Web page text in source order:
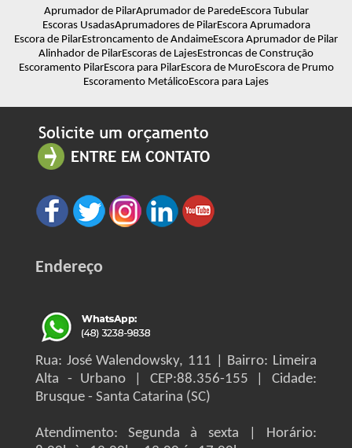
Aprumador de PilarAprumador de ParedeEscora Tubular
Escoras UsadasAprumadores de PilarEscora Aprumadora
Escora de PilarEstroncamento de AndaimeEscora Aprumador de Pilar
Alinhador de PilarEscoras de LajesEstroncas de Construção
Escoramento PilarEscora para PilarEscora de MuroEscora de Prumo
Escoramento MetálicoEscora para Lajes
Endereço
Rua: José Walendowsky, 111 | Bairro: Limeira
Alta - Urbano | CEP:88.356-155 | Cidade:
Brusque - Santa Catarina (SC)
Atendimento: Segunda à sexta | Horário: